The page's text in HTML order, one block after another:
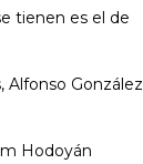
tienen es el de
Alfonso González
Hodoyán